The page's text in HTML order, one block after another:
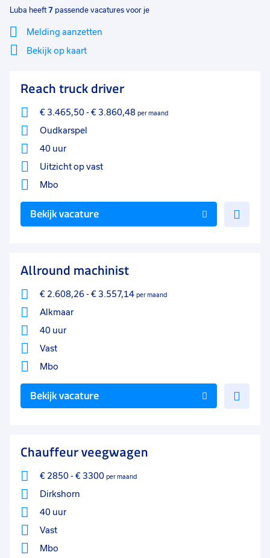
Luba heeft 7 passende vacatures voor je
Melding aanzetten
Bekijk op kaart
Filter
Sluiten
Reach truck driver
€ 3.465,50- € 3.860,48 per maand
Oudkarspel
40 uur
Uitzicht op vast
Mbo
Bekijk vacature
Allround machinist
€ 2.608,26- € 3.557,14 per maand
Alkmaar
40 uur
Vast
Mbo
Bekijk vacature
Chauffeur veegwagen
€ 2850- € 3300 per maand
Dirkshorn
40 uur
Vast
Mbo